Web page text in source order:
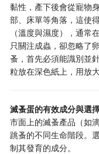
黏性，產下後會從寵物
部、床單等角落，這使
（溫度與濕度），通常
只關注成蟲，卻忽略了
蚤，首先必須能識別並
粒放在深色紙上，用放
滅蚤蛋的有效成分與選
市面上的滅蚤產品（如
跳蚤的不同生命階段。
制其發育的成分。